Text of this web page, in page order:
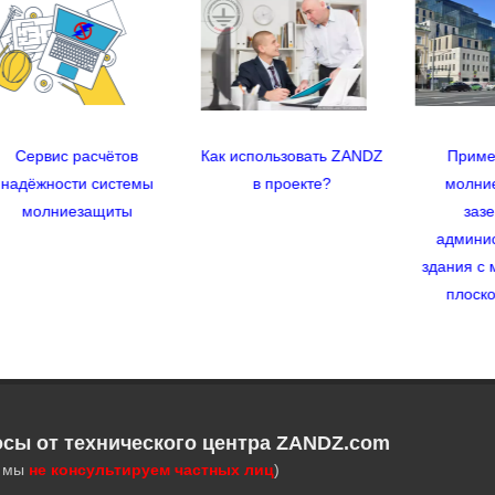
Как использовать ZANDZ
Пример проекта
молниезащиты и
административного
здания с многоярусной
плоской кровлей
от технического центра ZANDZ.com
мы не консультируем частных лиц)